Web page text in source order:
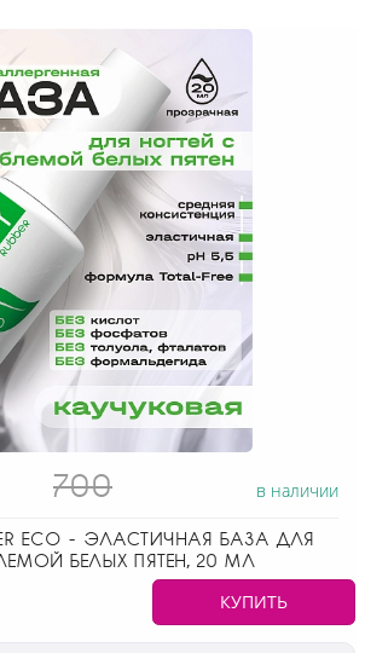
700 в наличии
ECO - ЭЛАСТИЧНАЯ БАЗА ДЛЯ
БЕЛЫХ ПЯТЕН, 20 МЛ
КУПИТЬ